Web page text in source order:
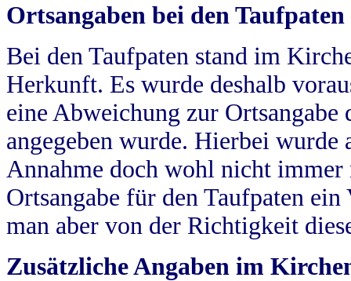
Ortsangaben bei den Taufpaten
Bei den Taufpaten stand im
Herkunft. Es wurde deshalb
eine Abweichung zur
angegeben wurde. Hierbei wurde
Annahme doch wohl nicht
Ortsangabe für den Taufpaten
man aber von der Richtigkeit
Zusätzliche Angaben im